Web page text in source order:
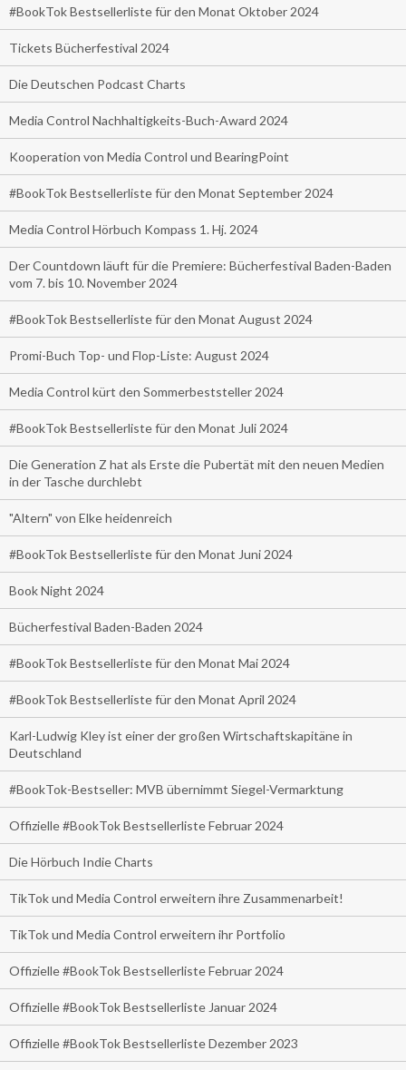
#BookTok Bestsellerliste für den Monat Oktober 2024
Tickets Bücherfestival 2024
Die Deutschen Podcast Charts
Media Control Nachhaltigkeits-Buch-Award 2024
Kooperation von Media Control und BearingPoint
#BookTok Bestsellerliste für den Monat September 2024
Media Control Hörbuch Kompass 1. Hj. 2024
Der Countdown läuft für die Premiere: Bücherfestival Baden-Baden
vom 7. bis 10. November 2024
#BookTok Bestsellerliste für den Monat August 2024
Promi-Buch Top- und Flop-Liste: August 2024
Media Control kürt den Sommerbeststeller 2024
#BookTok Bestsellerliste für den Monat Juli 2024
Die Generation Z hat als Erste die Pubertät mit den neuen Medien
in der Tasche durchlebt
"Altern" von Elke heidenreich
#BookTok Bestsellerliste für den Monat Juni 2024
Book Night 2024
Bücherfestival Baden-Baden 2024
#BookTok Bestsellerliste für den Monat Mai 2024
#BookTok Bestsellerliste für den Monat April 2024
Karl-Ludwig Kley ist einer der großen Wirtschaftskapitäne in
Deutschland
#BookTok-Bestseller: MVB übernimmt Siegel-Vermarktung
Offizielle #BookTok Bestsellerliste Februar 2024
Die Hörbuch Indie Charts
TikTok und Media Control erweitern ihre Zusammenarbeit!
TikTok und Media Control erweitern ihr Portfolio
Offizielle #BookTok Bestsellerliste Februar 2024
Offizielle #BookTok Bestsellerliste Januar 2024
Offizielle #BookTok Bestsellerliste Dezember 2023